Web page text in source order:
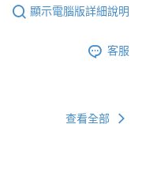
顯示電腦版詳細說明
客服
查看全部